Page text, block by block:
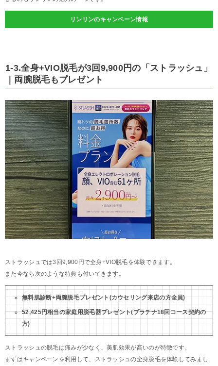
リンリンのキャンペーン情報
1-3.全身+VIO脱毛が3回9,900円の「ストラッシュ」
｜両腕脱毛もプレゼント
ストラッシュでは3回9,900円で全身+VIO脱毛を体験できます。
また今なら次のような特典も付いてきます。
無料肌診断+両腕脱毛プレゼント(カウセリング来店の方全員)
52,425円相当の家庭用脱毛器プレゼント(プラチナ18回コース契約の
方)
ストラッシュの脱毛は痛みが少なく、美肌効果が高いのが特徴です。
まずはキャンペーンを利用して、ストラッシュの全身脱毛を体験してみまし